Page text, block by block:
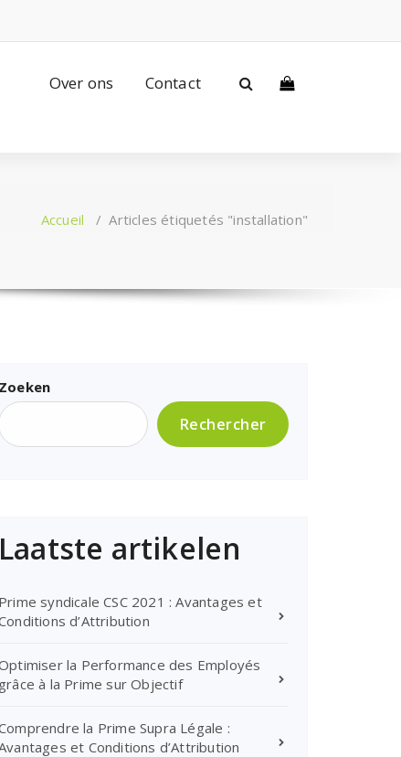
Over ons Contact
Accueil /Articles étiquetés "installation"
Zoeken
Rechercher
Laatste artikelen
Prime syndicale CSC 2021 : Avantages et
d’Attribution
la Performance des Employés
grâce à la Prime sur Objectif
la Prime Supra Légale :
et Conditions d’Attribution